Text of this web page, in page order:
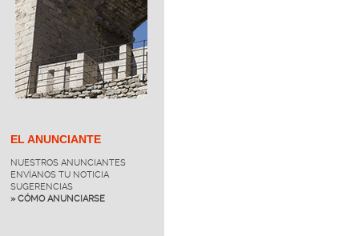
EL ANUNCIANTE
NUESTROS ANUNCIANTES
ENVÍANOS TU NOTICIA
SUGERENCIAS
» CÓMO ANUNCIARSE